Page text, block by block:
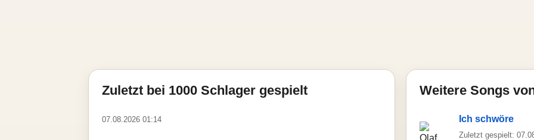
Zuletzt bei 1000 Schlager gespielt
07.08.2026 01:14
Weitere Songs
Ich schwöre
Zuletzt gespielt: